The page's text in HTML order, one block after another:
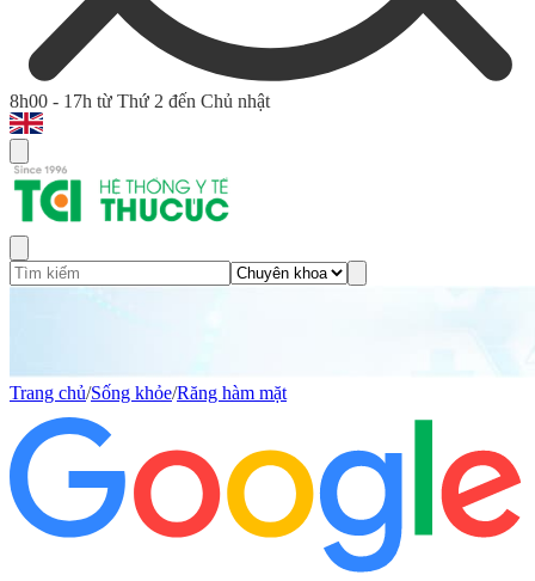
8h00 - 17h từ Thứ 2 đến Chủ nhật
Trang chủ/Sống khỏe/Răng hàm mặt